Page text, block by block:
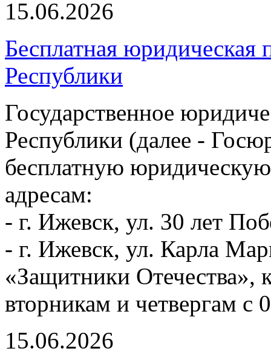
15.06.2026
Бесплатная
Республики
Государственное
Республики (далее -
бесплатную
адресам:
- г. Ижевск, ул. 30 лет
- г. Ижевск, ул. Карла
«Защитники Отечества»,
вторникам и четвергам с
15.06.2026